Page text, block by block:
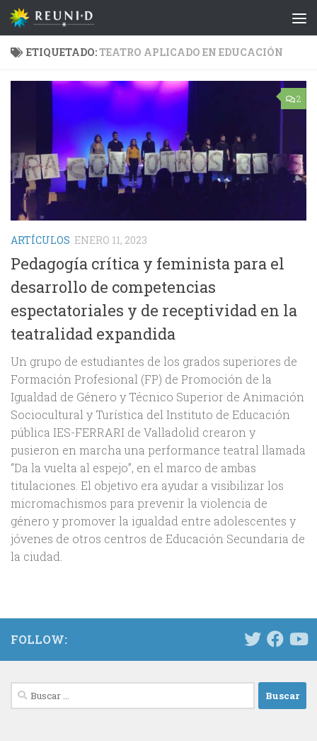
Saltar al contenido
ETIQUETADO:TEATRO APLICADO EN EDUCACIÓN
2
ARTÍCULOS ENERO 11, 2023
Pedagogía crítica y feminista para el
desarrollo de competencias
espectatoriales y de receptividad en la
teatralidad expandida
Un grupo de estudiantes de los grados superiores de
Formación Profesional (FP) de Promoción de la
Igualdad de Género y Técnico Superior de Animación
Sociocultural y Turística del Instituto de Educación
pública IES-FERRARI de Valladolid crearon y
pusieron en marcha una performance teatral llamada
“Da la vuelta al espejo”, en el marco de ambas
titulaciones. El objetivo era ayudar a visibilizar los
micromachismos para prevenir la violencia de
género y promover la igualdad entre adolescentes y
jóvenes de otros centros de Educación Secundaria de
la ciudad.
FOLLOW:
Buscar: